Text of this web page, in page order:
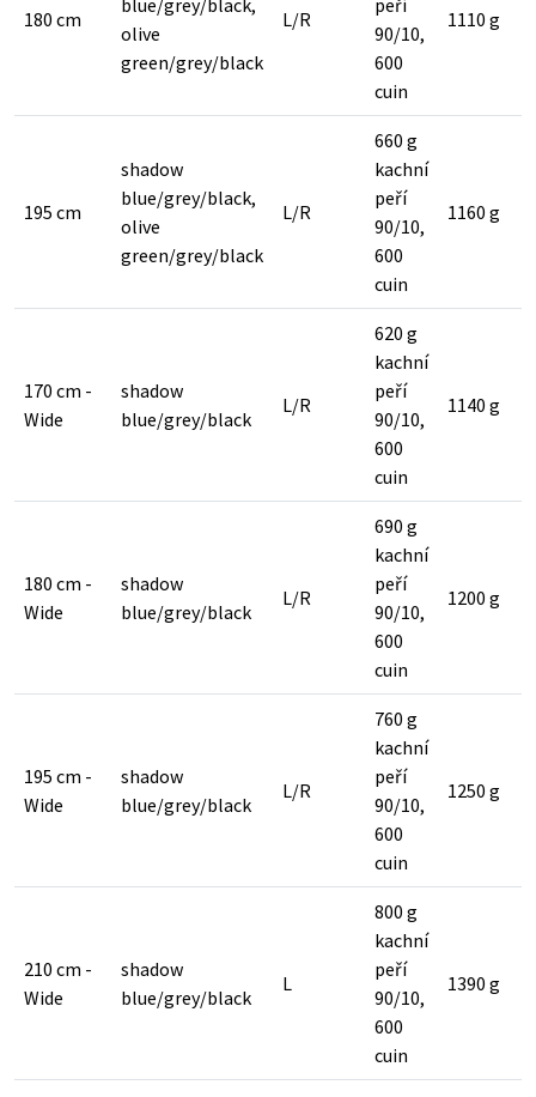
180 cm
blue/grey/black,
olive
green/grey/black
L/R
peří
90/10,
600
cuin
1110 g
195 cm
shadow
blue/grey/black,
olive
green/grey/black
L/R
660 g
kachní
peří
90/10,
600
cuin
1160 g
170 cm -
Wide
shadow
blue/grey/black
L/R
620 g
kachní
peří
90/10,
600
cuin
1140 g
180 cm -
Wide
shadow
blue/grey/black
L/R
690 g
kachní
peří
90/10,
600
cuin
1200 g
195 cm -
Wide
shadow
blue/grey/black
L/R
760 g
kachní
peří
90/10,
600
cuin
1250 g
210 cm -
Wide
shadow
blue/grey/black
L
800 g
kachní
peří
90/10,
600
cuin
1390 g